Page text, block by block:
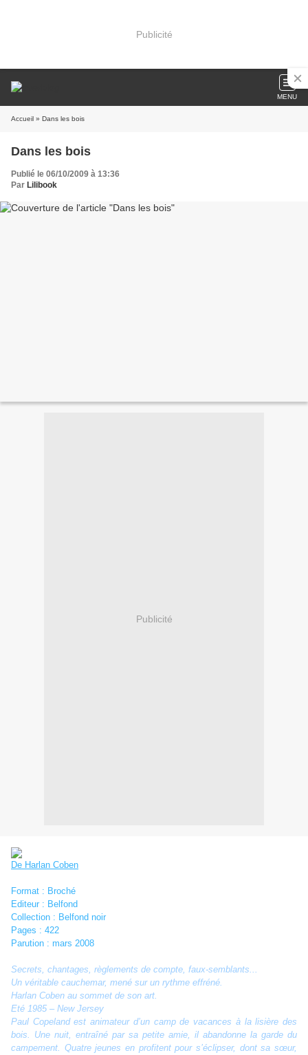
Publicité
MENU
Accueil » Dans les bois
Dans les bois
Publié le 06/10/2009 à 13:36
Par Lilibook
Publicité
De Harlan Coben
Format : Broché
Editeur : Belfond
Collection : Belfond noir
Pages : 422
Parution : mars 2008
Secrets, chantages, règlements de compte, faux-semblants...
Un véritable cauchemar, mené sur un rythme effréné.
Harlan Coben au sommet de son art.
Eté 1985 – New Jersey
Paul Copeland est animateur d’un camp de vacances à la lisière des
bois. Une nuit, entraîné par sa petite amie, il abandonne la garde du
campement. Quatre jeunes en profitent pour s’éclipser, dont sa sœur,